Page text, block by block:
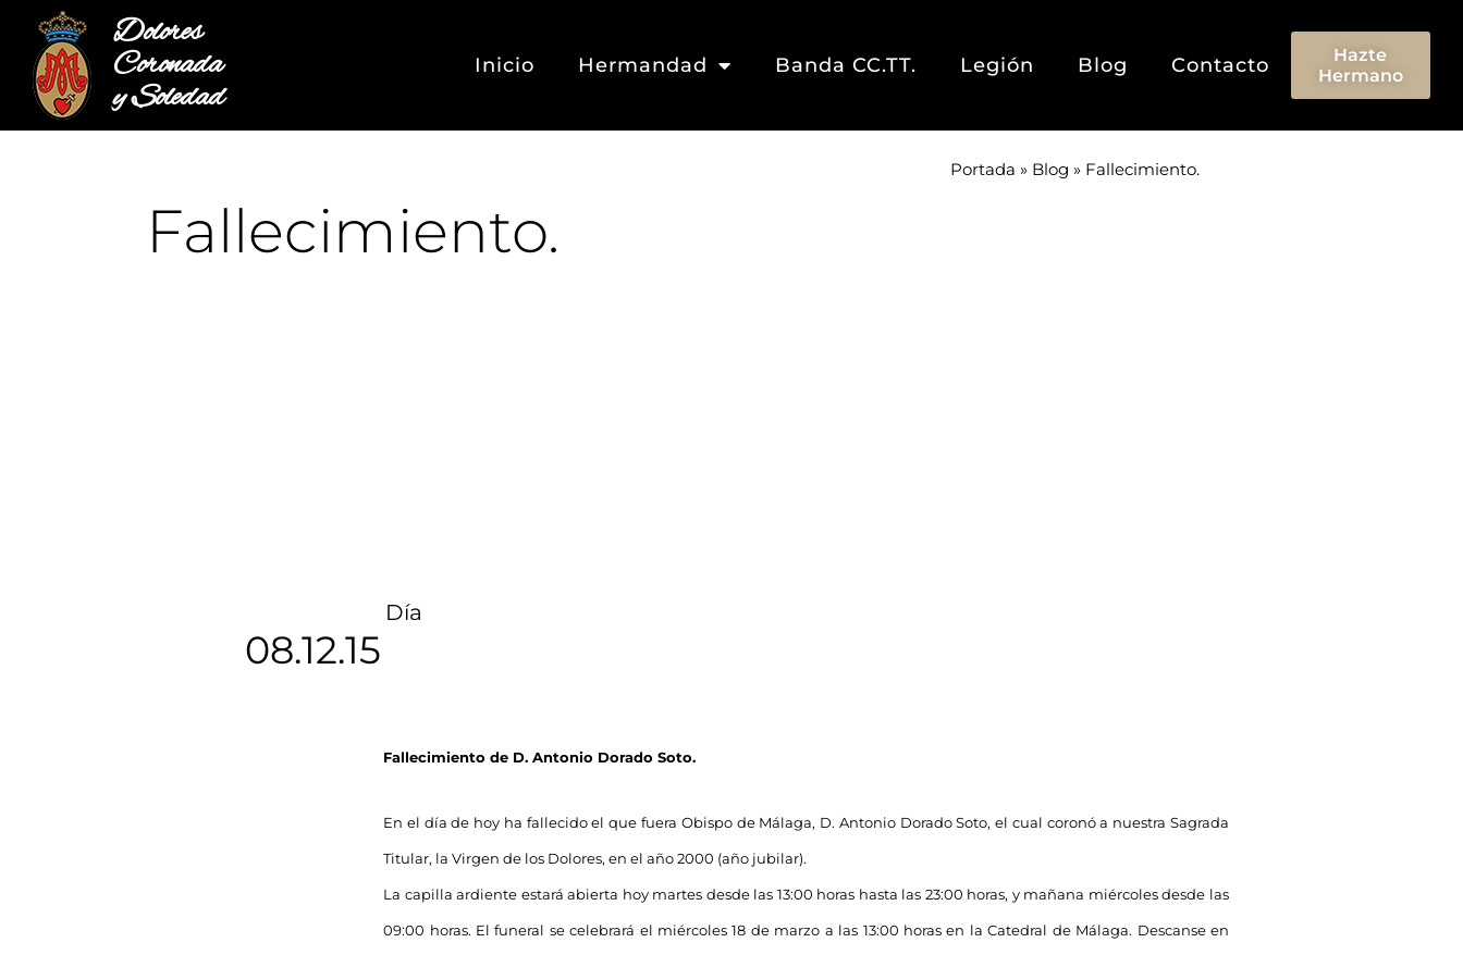
Dolores
Coronada
y Soledad
Inicio Hermandad Banda CC.TT. Legión Blog Contacto
Hazte
Hermano
Portada » Blog » Fallecimiento.
Fallecimiento.
Día
08.12.15
Fallecimiento de D. Antonio Dorado Soto.
En el día de hoy ha fallecido el que fuera Obispo de Málaga, D. Antonio Dorado Soto, el cual coronó a nuestra Sagrada
Titular, la Virgen de los Dolores, en el año 2000 (año jubilar).
La capilla ardiente estará abierta hoy martes desde las 13:00 horas hasta las 23:00 horas, y mañana miércoles desde las
09:00 horas. El funeral se celebrará el miércoles 18 de marzo a las 13:00 horas en la Catedral de Málaga. Descanse en